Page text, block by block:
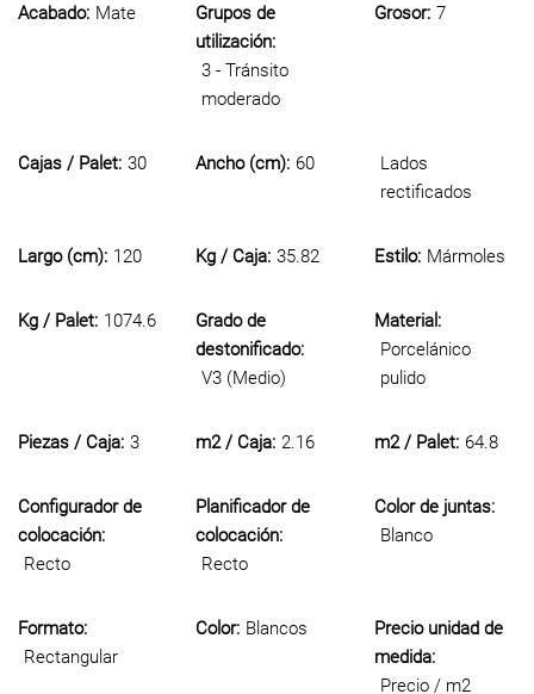
Acabado: Mate
Grupos de
utilización:
3 - Tránsito
moderado
Grosor: 7
Cajas / Palet: 30 Ancho (cm): 60
Lados
rectificados
Largo (cm): 120 Kg / Caja: 35.82 Estilo: Mármoles
Kg / Palet: 1074.6
Grado de
destonificado:
V3 (Medio)
Material:
Porcelánico
pulido
Piezas / Caja: 3 m2 / Caja: 2.16 m2 / Palet: 64.8
Configurador de
colocación:
Recto
Planificador de
colocación:
Recto
Color de juntas:
Blanco
Formato:
Rectangular
Color: Blancos
Precio unidad de
medida:
Precio / m2